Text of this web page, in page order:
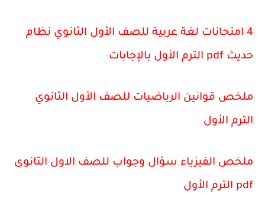
4 امتحانات لغة عربية للصف الأول الثانوي نظام
حديث pdf الترم الأول بالإجابات
ملخص قوانين الرياضيات للصف الأول الثانوي
الترم الأول
ملخص الفيزياء سؤال وجواب للصف الاول الثانوى
pdf الترم الأول